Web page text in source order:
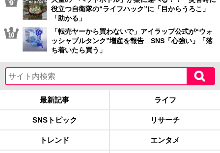
役立つ自衛隊の“ライフハック”に「目からうろこ」
「助かる」
「転売ヤーから買わないで」アイラップ公式が“ウォ
ッシャブルタンク”増産を報告 SNS「心強い」「落
ち着いたら買う」
最新記事 ライフ
SNSトピック リサーチ
トレンド エンタメ